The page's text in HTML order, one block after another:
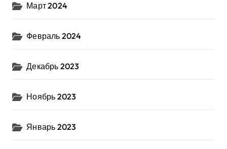
Март 2024
Февраль 2024
Декабрь 2023
Ноябрь 2023
Январь 2023